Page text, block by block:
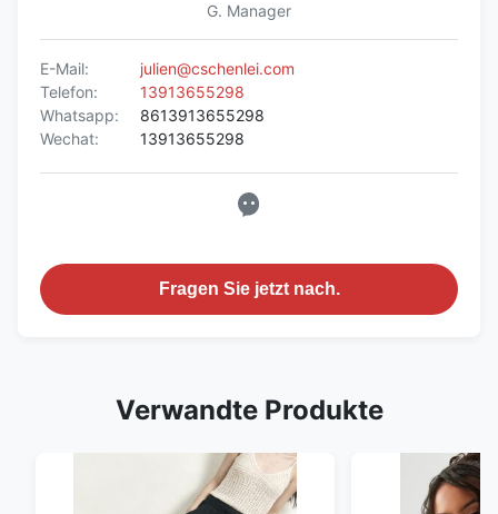
G. Manager
E-Mail:
julien@cschenlei.com
Telefon:
13913655298
Whatsapp:
8613913655298
Wechat:
13913655298
Fragen Sie jetzt nach.
Verwandte Produkte